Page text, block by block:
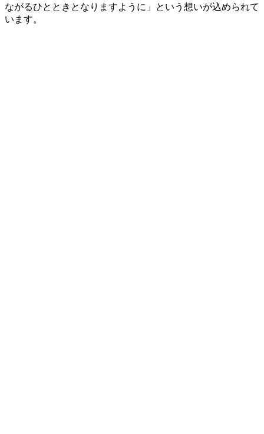
ながるひとときとなりますように」という想いが込められて
います。